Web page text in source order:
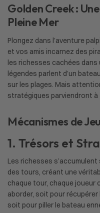
Golden Creek :
Pleine Mer
Plongez dans l’aventure
et vos amis incarnez des
les richesses cachées dans
légendes parlent d’un
sur les plages. Mais
stratégiques parviendront
Mécanismes de Jeu
1. Trésors et
Les richesses
des tours, créant une
chaque tour, chaque joueur
aborder, soit pour
soit pour piller le bateau